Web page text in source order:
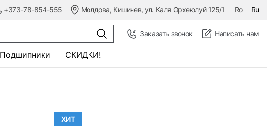
+373-78-854-555 Молдова, Кишинев, ул. Каля Орхеюлуй 125/1 Ro Ru
Заказать звонок Написать нам
Подшипники СКИДКИ!
ХИТ